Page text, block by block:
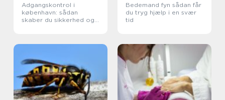
Adgangskontrol i
københavn: sådan
skaber du sikkerhed og
Bedemand fyn sådan får
du tryg hjælp i en svær
tid